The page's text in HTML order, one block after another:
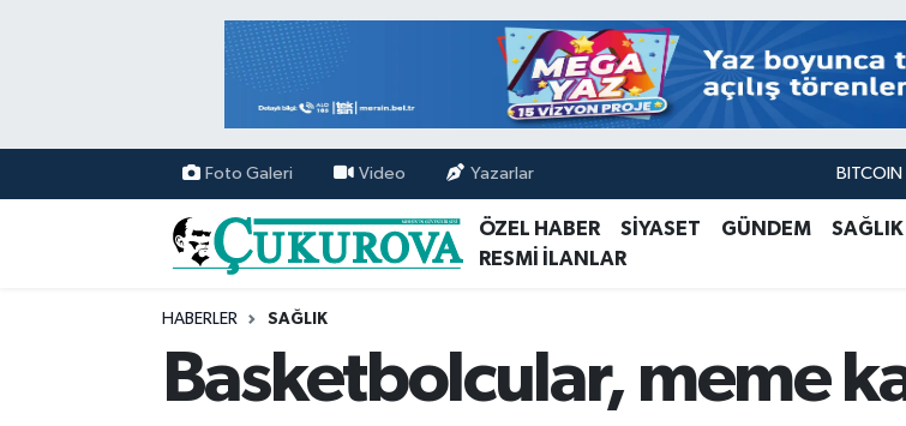
Foto Galeri Video Yazarlar
ÖZEL HABER SİYASET GÜNDEM SAĞLIK
RESMİ İLANLAR
HABERLER SAĞLIK
Basketbolcular, meme
Mersin Nöbetçi Eczaneler
Mersin Hava Durumu
Mersin Namaz Vakitleri
Mersin Trafik Yoğunluk Haritası
Tüm Manşetler